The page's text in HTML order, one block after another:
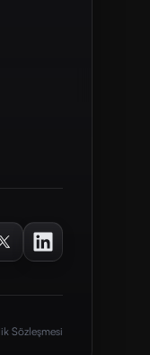
TwitterLinkedIn
Sözleşmesi